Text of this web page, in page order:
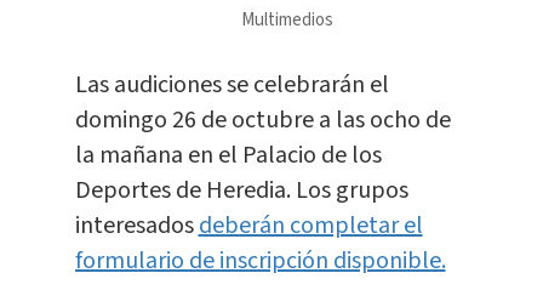
Multimedios
Las audiciones se celebrarán el
domingo 26 de octubre a las ocho de
la mañana en el Palacio de los
Deportes de Heredia. Los grupos
interesadosdeberán completar el
formulario de inscripción disponible.